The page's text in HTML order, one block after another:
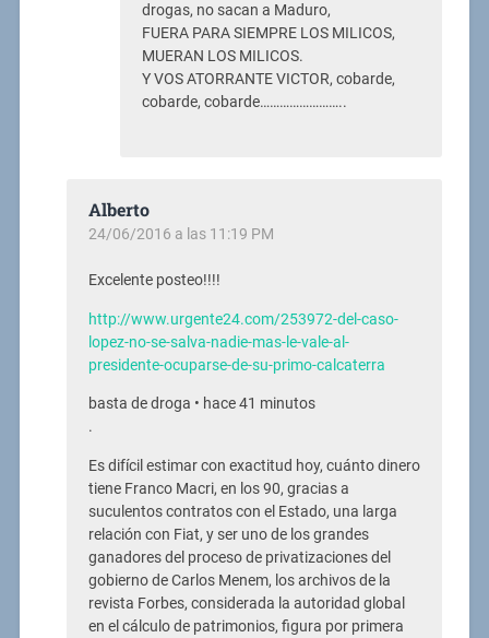
drogas, no sacan a Maduro,
FUERA PARA SIEMPRE LOS MILICOS,
MUERAN LOS MILICOS.
Y VOS ATORRANTE VICTOR, cobarde,
cobarde, cobarde……………………..
Alberto
24/06/2016 a las 11:19 PM
Excelente posteo!!!!
http://www.urgente24.com/253972-del-caso-
lopez-no-se-salva-nadie-mas-le-vale-al-
presidente-ocuparse-de-su-primo-calcaterra
basta de droga • hace 41 minutos
.
Es difícil estimar con exactitud hoy, cuánto dinero
tiene Franco Macri, en los 90, gracias a
suculentos contratos con el Estado, una larga
relación con Fiat, y ser uno de los grandes
ganadores del proceso de privatizaciones del
gobierno de Carlos Menem, los archivos de la
revista Forbes, considerada la autoridad global
en el cálculo de patrimonios, figura por primera